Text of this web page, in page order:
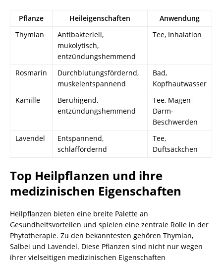
Pflanze Heileigenschaften
Anwendung
Thymian
Antibakteriell,
mukolytisch,
entzündungshemmend
Tee, Inhalation
Rosmarin
Durchblutungsfördernd,
muskelentspannend
Bad,
Kopfhautwasser
Kamille
Beruhigend,
entzündungshemmend
Tee, Magen-
Darm-
Beschwerden
Lavendel
Entspannend,
schlaffördernd
Tee,
Duftsäckchen
Top Heilpflanzen und ihre
medizinischen Eigenschaften
Heilpflanzen bieten eine breite Palette an
Gesundheitsvorteilen und spielen eine zentrale Rolle in der
Phytotherapie. Zu den bekanntesten gehören Thymian,
Salbei und Lavendel. Diese Pflanzen sind nicht nur wegen
ihrer vielseitigen medizinischen Eigenschaften